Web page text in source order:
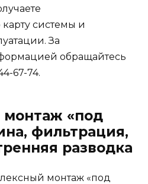
системы и
За
обращайтесь
67-74.
«под
фильтрация,
разводка
монтаж «под